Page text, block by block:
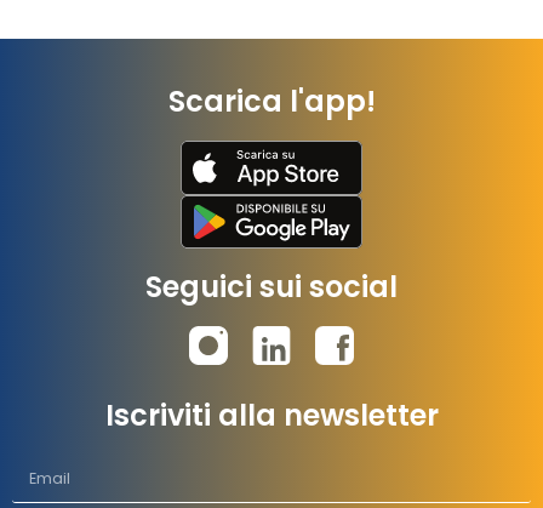
Scarica l'app!
Seguici sui social
Iscriviti alla newsletter